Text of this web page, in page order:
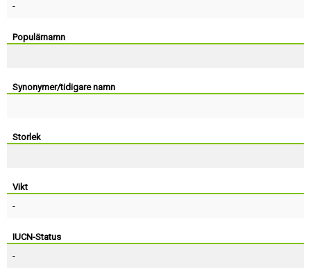
-
Populärnamn
Synonymer/tidigare namn
Storlek
Vikt
-
IUCN-Status
-